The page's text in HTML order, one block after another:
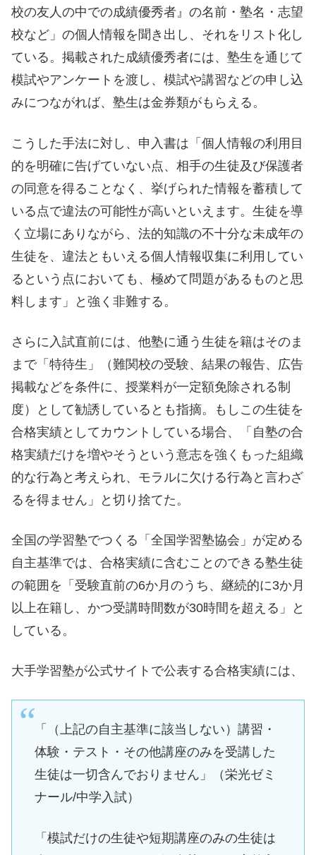
校の友人の中での成績優秀者』の名前・塾名・志望
校など」の個人情報を聞き出し、それをリスト化し
ている。掲載された成績優秀者には、塾生を通じて
模試やアンケートを渡し、模試や講習などの申し込
みにつながれば、塾生は金券類がもらえる。
こうした手法に対し、申入書は「個人情報の利用目
的を明確に告げていない点、相手の生徒及び保護者
の同意を得ることなく、挙げられた情報を蓄積して
いる点で違法の可能性が高いといえます。生徒を導
く立場にありながら、法的知識の不十分な未成年の
生徒を、違法ともいえる個人情報収集に利用してい
るという点においても、極めて問題があるものと思
料します」と強く非難する。
さらに入試直前には、他塾に通う生徒を籍はそのま
まで「特待生」（難関校の受験、結果の報告、広告
掲載などを条件に、授業料が一定額免除される制
度）として勧誘しているとも指摘。もしこの生徒を
合格実績としてカウントしている場合、「自塾の合
格実績だけを増やそうという意志を強くもった組織
的な行為と考えられ、モラルに欠ける行為と言わざ
るを得ません」と切り捨てた。
全国の学習塾でつくる「全国学習塾協会」が定める
自主基準では、合格実績に含むことのできる塾生徒
の範囲を「受験直前の6か月のうち、継続的に3か月
以上在籍し、かつ受講時間数が30時間を超える」と
している。
大手学習塾が公式サイトで公表する合格実績には、
「（上記の自主基準に該当しない）講習・
体験・テスト・その他講座のみを受講した
生徒は一切含んでおりません」（栄光ゼミ
ナール/中学入試）
「模試だけの生徒や短期講座のみの生徒は